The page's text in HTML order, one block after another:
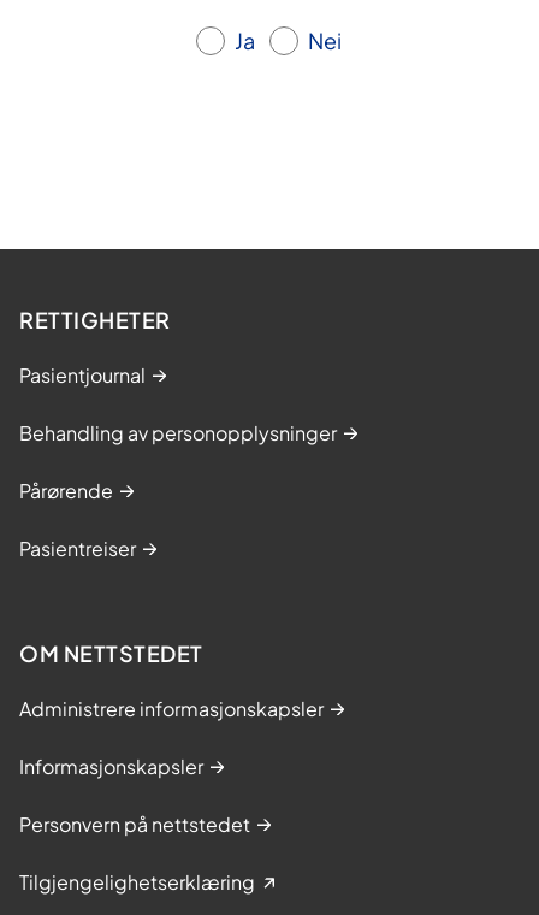
Ja Nei
RETTIGHETER
Pasientjournal
Behandling av personopplysninger
Pårørende
Pasientreiser
OM NETTSTEDET
Administrere informasjonskapsler
Informasjonskapsler
Personvern på nettstedet
Tilgjengelighetserklæring